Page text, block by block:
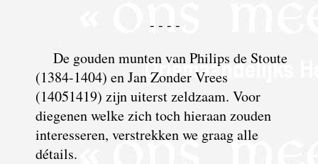
- - - -
De gouden munten van Philips de Stoute
(1384-1404) en Jan Zonder Vrees
(14051419) zijn uiterst zeldzaam. Voor
diegenen welke zich toch hieraan zouden
interesseren, verstrekken we graag alle
détails.